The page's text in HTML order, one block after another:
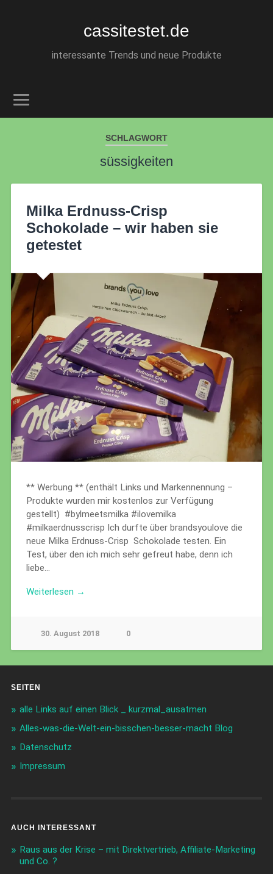
cassitestet.de
interessante Trends und neue Produkte
SCHLAGWORT
süssigkeiten
Milka Erdnuss-Crisp
Schokolade – wir haben sie
getestet
** Werbung ** (enthält Links und Markennennung –
Produkte wurden mir kostenlos zur Verfügung
gestellt) #bylmeetsmilka #ilovemilka
#milkaerdnusscrisp Ich durfte über brandsyoulove die
neue Milka Erdnuss-Crisp Schokolade testen. Ein
Test, über den ich mich sehr gefreut habe, denn ich
liebe…
Weiterlesen →
30. August 2018 0
SEITEN
alle Links auf einen Blick _ kurzmal_ausatmen
Alles-was-die-Welt-ein-bisschen-besser-macht Blog
Datenschutz
Impressum
AUCH INTERESSANT
Raus aus der Krise – mit Direktvertrieb, Affiliate-Marketing
und Co. ?